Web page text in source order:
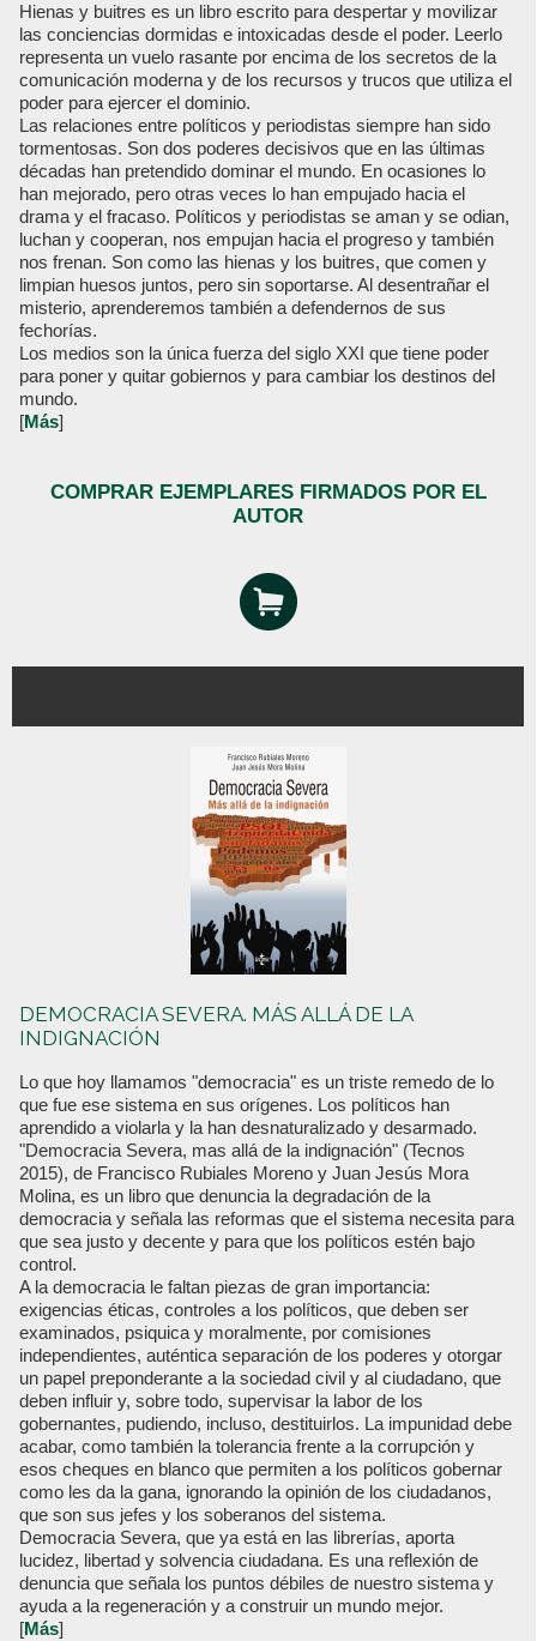
Hienas y buitres es un libro escrito para despertar y movilizar
las conciencias dormidas e intoxicadas desde el poder. Leerlo
representa un vuelo rasante por encima de los secretos de la
comunicación moderna y de los recursos y trucos que utiliza el
poder para ejercer el dominio.
Las relaciones entre políticos y periodistas siempre han sido
tormentosas. Son dos poderes decisivos que en las últimas
décadas han pretendido dominar el mundo. En ocasiones lo
han mejorado, pero otras veces lo han empujado hacia el
drama y el fracaso. Políticos y periodistas se aman y se odian,
luchan y cooperan, nos empujan hacia el progreso y también
nos frenan. Son como las hienas y los buitres, que comen y
limpian huesos juntos, pero sin soportarse. Al desentrañar el
misterio, aprenderemos también a defendernos de sus
fechorías.
Los medios son la única fuerza del siglo XXI que tiene poder
para poner y quitar gobiernos y para cambiar los destinos del
mundo.
[Más]
COMPRAR EJEMPLARES FIRMADOS POR EL
AUTOR
DEMOCRACIA SEVERA. MÁS ALLÁ DE LA
INDIGNACIÓN
Lo que hoy llamamos "democracia" es un triste remedo de lo
que fue ese sistema en sus orígenes. Los políticos han
aprendido a violarla y la han desnaturalizado y desarmado.
"Democracia Severa, mas allá de la indignación" (Tecnos
2015), de Francisco Rubiales Moreno y Juan Jesús Mora
Molina, es un libro que denuncia la degradación de la
democracia y señala las reformas que el sistema necesita para
que sea justo y decente y para que los políticos estén bajo
control.
A la democracia le faltan piezas de gran importancia:
exigencias éticas, controles a los políticos, que deben ser
examinados, psiquica y moralmente, por comisiones
independientes, auténtica separación de los poderes y otorgar
un papel preponderante a la sociedad civil y al ciudadano, que
deben influir y, sobre todo, supervisar la labor de los
gobernantes, pudiendo, incluso, destituirlos. La impunidad debe
acabar, como también la tolerancia frente a la corrupción y
esos cheques en blanco que permiten a los políticos gobernar
como les da la gana, ignorando la opinión de los ciudadanos,
que son sus jefes y los soberanos del sistema.
Democracia Severa, que ya está en las librerías, aporta
lucidez, libertad y solvencia ciudadana. Es una reflexión de
denuncia que señala los puntos débiles de nuestro sistema y
ayuda a la regeneración y a construir un mundo mejor.
[Más]